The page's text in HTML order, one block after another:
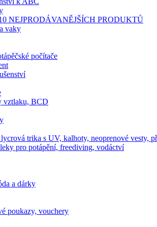
NEJPRODÁVANĚJŠÍCH PRODUKTŮ
vaky
počítače
vztlaku, BCD
trika s UV, kalhoty, neoprenové vesty,
pro potápění, freediving, vodáctví
a dárky
poukazy, vouchery